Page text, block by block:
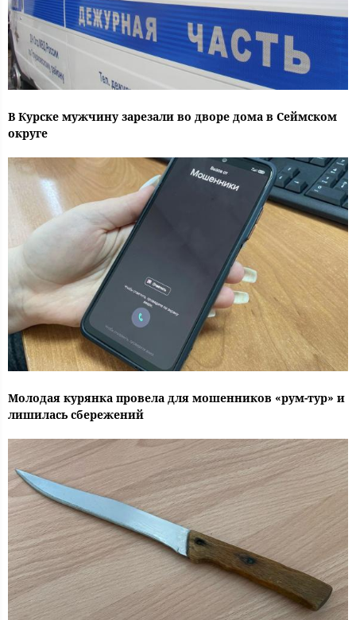
В Курске мужчину зарезали во дворе дома в Сеймском
округе
Молодая курянка провела для мошенников «рум-тур» и
лишилась сбережений